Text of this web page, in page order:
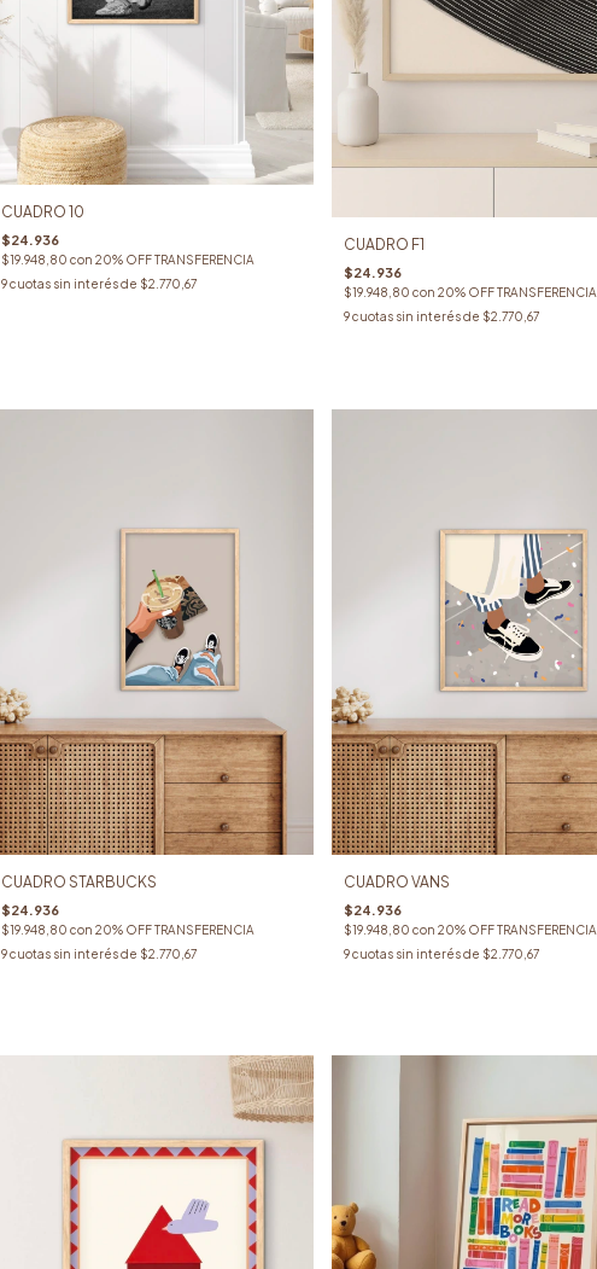
CUADRO 10
$24.936
$19.948,80 con 20% OFF TRANSFERENCIA
9cuotas sin interés de $2.770,67
CUADRO F1
$24.936
$19.948,80 con 20% OFF TRANSFERENCIA
9 cuotas sin interés de $2.770,67
CUADRO STARBUCKS
$24.936
$19.948,80 con 20% OFF TRANSFERENCIA
9cuotas sin interés de $2.770,67
CUADRO VANS
$24.936
$19.948,80 con 20% OFF TRANSFERENCIA
9 cuotas sin interés de $2.770,67